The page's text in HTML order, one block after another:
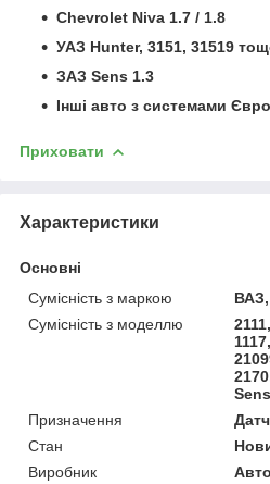
Chevrolet Niva 1.7 / 1.8
УАЗ Hunter, 3151, 31519
ЗАЗ Sens 1.3
Інші авто з системами
Приховати
Характеристики
Основні
Сумісність з маркою
Сумісність з моделлю
Призначення
Стан
Виробник